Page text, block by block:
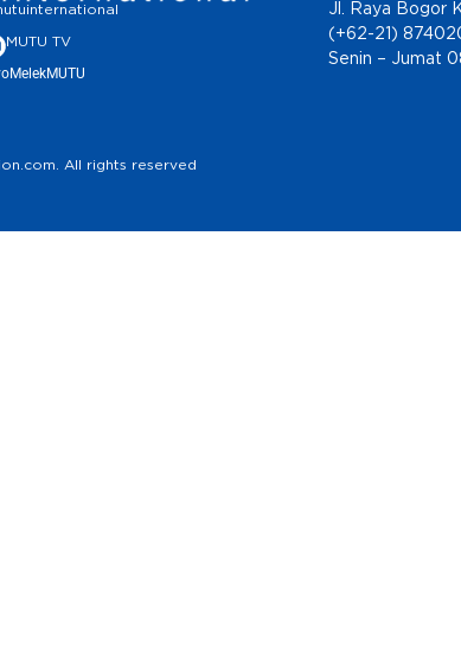
MUTU TV
Jl. Raya Bogor
(+62-21)
Senin – Jumat
All rights reserved